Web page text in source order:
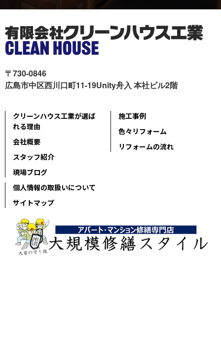
〒730-0846
広島市中区西川口町11-19Unity舟入 本社ビル2階
クリーンハウス工業が選ば
れる理由
会社概要
スタッフ紹介
現場ブログ
施工事例
色々リフォーム
リフォームの流れ
個人情報の取扱いについて
サイトマップ